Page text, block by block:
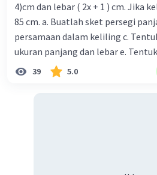
Beri Rating· 0.0 (0)
4)cm dan lebar ( 2x + 1 ) cm. Jika
85 cm. a. Buatlah sket persegi
persamaan dalam keliling c.
ukuran panjang dan lebar e.
39 5.0